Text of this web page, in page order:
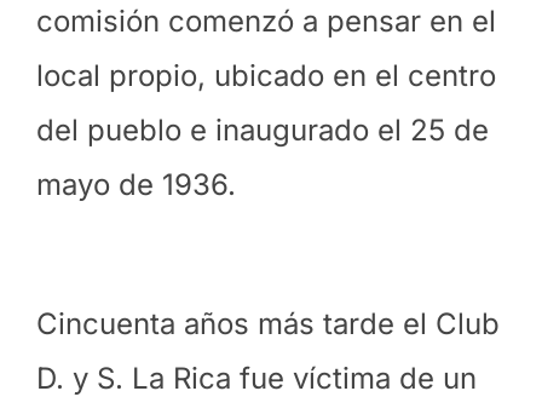
comisión comenzó a pensar en el
local propio, ubicado en el centro
del pueblo e inaugurado el 25 de
mayo de 1936.
Cincuenta años más tarde el Club
D. y S. La Rica fue víctima de un